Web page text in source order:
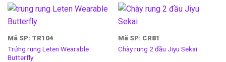
Mã SP: TR104
Trứng rung Leten Wearable
Butterfly
Mã SP: CR81
Chày rung 2 đầu Jiyu Sekai